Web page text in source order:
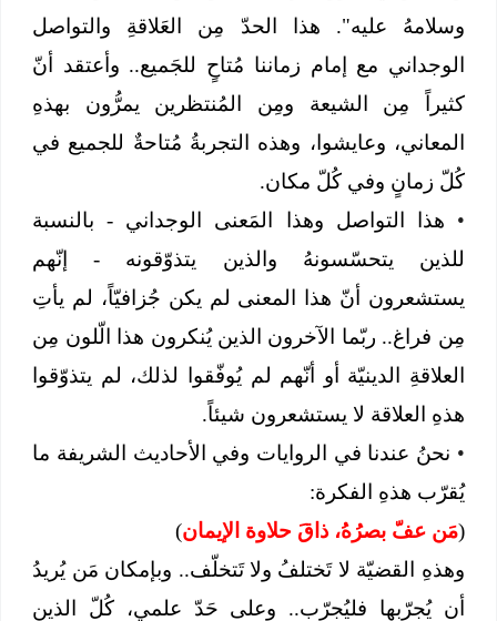
وسلامهُ عليه". هذا الحدّ مِن العَلاقةِ والتواصل
الوجداني مع إمام زماننا مُتاحٍ للجَميع.. وأعتقد أنّ
كثيراً مِن الشيعة ومِن المُنتظرين يمرُّون بهذهِ
المعاني، وعايشوا، وهذه التجربةُ مُتاحةٌ للجميع في
كُلّ زمانٍ وفي كُلّ مكان.
•
هذا التواصل وهذا المَعنى الوجداني - بالنسبة
للذين يتحسّسونهُ والذين يتذوّقونه - إنّهم
يستشعرون أنّ هذا المعنى لم يكن جُزافيّاً، لم يأتِ
مِن فراغ.. ربّما الآخرون الذين يُنكرون هذا الّلون مِن
العلاقةِ الدينيّة أو أنّهم لم يُوفّقوا لذلك، لم يتذوّقوا
هذهِ العلاقة لا يستشعرون شيئاً.
•نحنُ عندنا في الروايات وفي الأحاديث الشريفة ما
يُقرّب هذهِ الفكرة:
مَن عفّ بصرُهُ، ذاقَ حلاوة الإيمان)
وهذهِ القضيّة لا تَختلفُ ولا تَتخلّف.. وبإمكان مَن يُريدُ
أن يُجرّبها فليُجرّب.. وعلى حَدّ علمي، كُلّ الذين